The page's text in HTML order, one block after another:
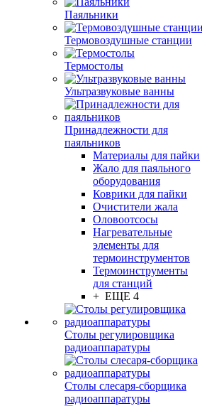
Паяльники
Термовоздушные станции
Термостолы
Ультразвуковые ванны
Принадлежности для
паяльников
Материалы для пайки
Жало для паяльного
оборудования
Коврики для пайки
Очистители жала
Оловоотсосы
Нагревательные
элементы для
термоинструментов
Термоинструменты
для станций
+ ЕЩЕ 4
Столы регулировщика
радиоаппаратуры
Столы слесаря-сборщика
радиоаппаратуры